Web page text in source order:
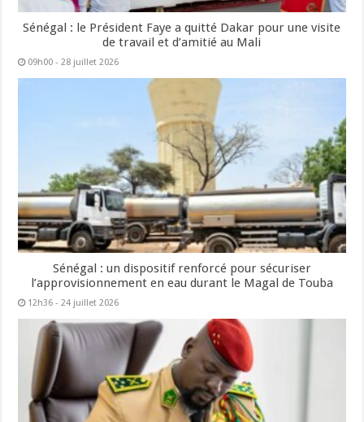
Sénégal : le Président Faye a quitté Dakar pour une visite
de travail et d’amitié au Mali
09h00 - 28 juillet 2026
Sénégal : un dispositif renforcé pour sécuriser
l’approvisionnement en eau durant le Magal de Touba
12h36 - 24 juillet 2026